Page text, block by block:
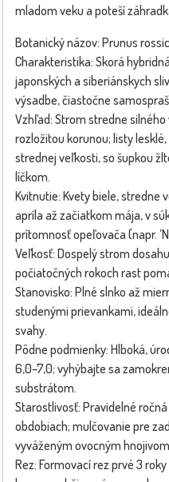
mladom veku a poteší
Botanický názov: Prunus
Charakteristika: Skorá
japonských a siberiánskych
výsadbe, čiastočne
Vzhľad: Strom stredne
rozložitou korunou; listy
strednej veľkosti, so šupkou
líčkom.
Kvitnutie: Kvety biele, stredne
apríla až začiatkom mája, v
prítomnosť opeľovača (napr.
Veľkosť: Dospelý strom
počiatočných rokoch rast
Stanovisko: Plné slnko až
studenými prievankami,
svahy.
Pôdne podmienky: Hlboká,
6,0–7,0; vyhýbajte sa
substrátom.
Starostlivosť: Pravidelné
obdobiach; mulčovanie pre
vyváženým ovocným
Rez: Formovací rez prvé 3